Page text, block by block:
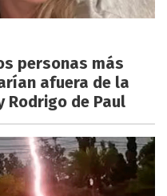
personas más
afuera de la
Rodrigo de Paul